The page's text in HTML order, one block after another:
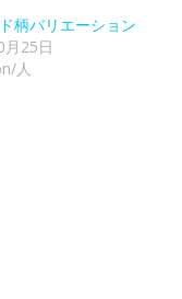
柄バリエーション
月25日
人